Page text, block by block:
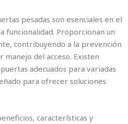
pesadas son esenciales en el
funcionalidad. Proporcionan un
contribuyendo a la prevención
manejo del acceso. Existen
adecuados para variadas
para ofrecer soluciones
características y